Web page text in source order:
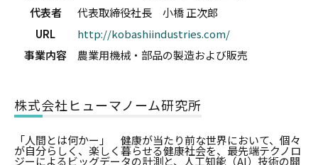
代表者
代表取締役社長 小橋 正次郎
URL
http://kobashiindustries.com/
事業内容
農業用機械・部品の製造および販売
株式会社ヒューマノーム研究所
「人間とは何かー」 健康が当たり前な世界において、個々
が自分らしく、楽しく暮らせる健康社会を、最先端テクノロ
ジーによるビッグデータの計測と、人工知能（AI）技術の開